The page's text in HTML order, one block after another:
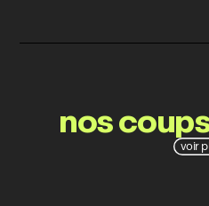
voir
nos